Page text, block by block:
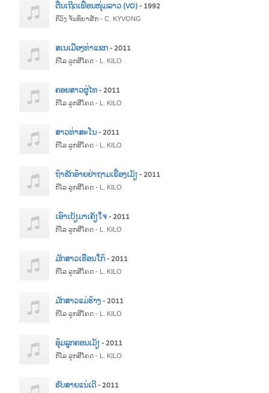
ຕື່ນເຖີດເພື່ອນໜຸ່ມລາວ (VO)- 1992
ກິວົງ ຈັນທິຍາສັກ - C. KYVONG
ສເນເມືອງທ່າແຂກ- 2011
ກິໂລ ລູກສີໂຄດ - L. KILO
ຄອຍສາວຜູ່ໄທ- 2011
ກິໂລ ລູກສີໂຄດ - L. KILO
ສາວທ່າສະໂນ- 2011
ກິໂລ ລູກສີໂຄດ - L. KILO
ຖ້າຮັກອ້າຍຢ່າຖາມເຣື່ອງເມັຽ- 2011
ກິໂລ ລູກສີໂຄດ - L. KILO
ເອົາເບັຽມາເຄັຽໃຈ- 2011
ກິໂລ ລູກສີໂຄດ - L. KILO
ມັກສາວເຮືອນໃກ້- 2011
ກິໂລ ລູກສີໂຄດ - L. KILO
ມັກສາວແມ່ຮ້າງ- 2011
ກິໂລ ລູກສີໂຄດ - L. KILO
ອຸ້ມລູກຄອນເມັຽ- 2011
ກິໂລ ລູກສີໂຄດ - L. KILO
ຮັບສາຍແນ່ເດີ- 2011